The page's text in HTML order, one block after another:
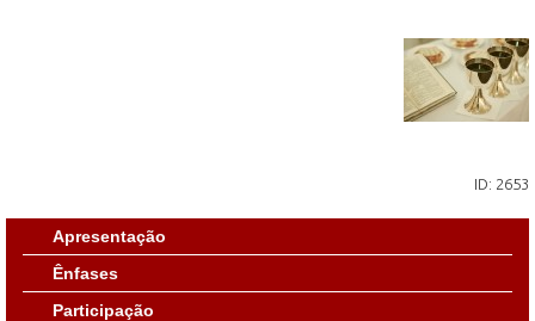
ID: 2653
Apresentação
Ênfases
Participação